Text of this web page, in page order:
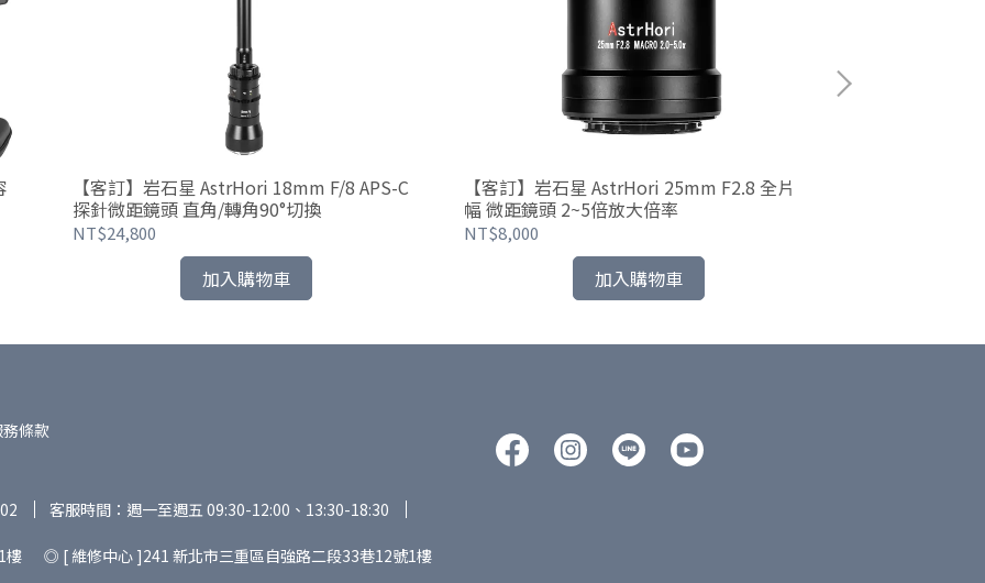
【客訂】岩石星 AstrHori 18mm F/8 APS-C
探針微距鏡頭 直角/轉角90°切換
NT$24,800
加入購物車
【客訂】岩石星 AstrHori 25mm F2.8 全片
幅 微距鏡頭 2~5倍放大倍率
NT$8,000
加入購物車
條款
客服時間：週一至週五 09:30-12:00、13:30-18:30
樓 ◎ [ 維修中心 ]241 新北市三重區自強路二段33巷12號1樓